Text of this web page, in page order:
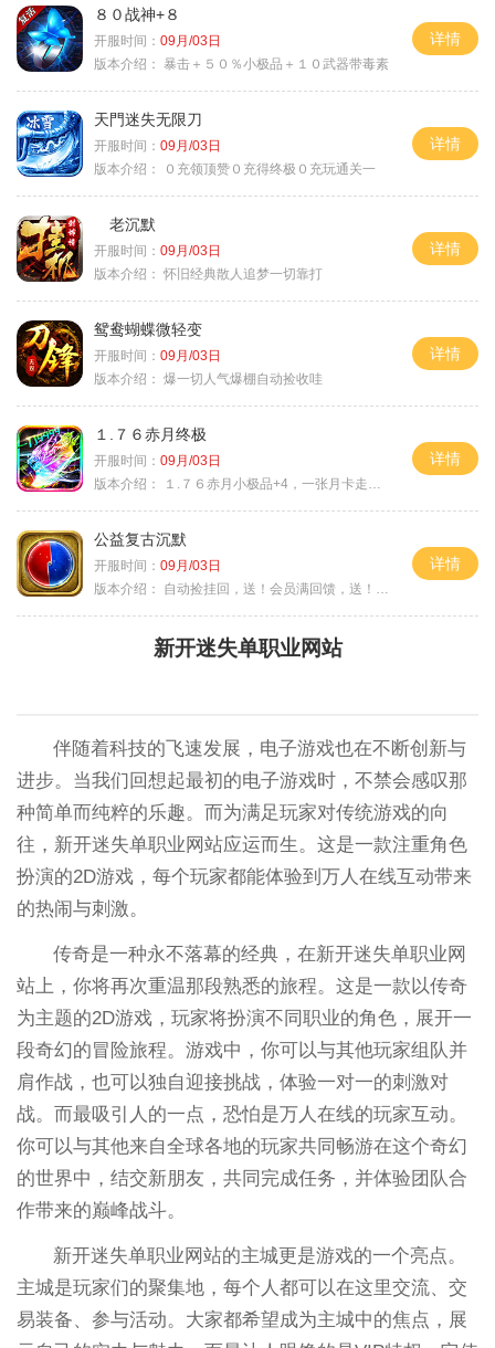
８０战神+８
开服时间： 09月/03日
版本介绍： 暴击＋５０％小极品＋１０武器带毒素
详情
天門迷失无限刀
开服时间： 09月/03日
版本介绍：
０充领顶赞０充得终极０充玩通关一
详情
老沉默
开服时间： 09月/03日
版本介绍： 怀旧经典散人追梦一切靠打
详情
鸳鸯蝴蝶微轻变
开服时间： 09月/03日
版本介绍： 爆一切人气爆棚自动捡收哇
详情
１.７６赤月终极
开服时间： 09月/03日
版本介绍：
１.７６赤月小极品+4，一张月卡走天涯b
详情
公益复古沉默
开服时间： 09月/03日
版本介绍：
自动捡挂回，送！会员满回馈，送！5天拿沙长
详情
新开迷失单职业网站
伴随着科技的飞速发展，电子游戏也在不断创新与
进步。当我们回想起最初的电子游戏时，不禁会感叹那
种简单而纯粹的乐趣。而为满足玩家对传统游戏的向
往，新开迷失单职业网站应运而生。这是一款注重角色
扮演的2D游戏，每个玩家都能体验到万人在线互动带来
的热闹与刺激。
传奇是一种永不落幕的经典，在新开迷失单职业网
站上，你将再次重温那段熟悉的旅程。这是一款以传奇
为主题的2D游戏，玩家将扮演不同职业的角色，展开一
段奇幻的冒险旅程。游戏中，你可以与其他玩家组队并
肩作战，也可以独自迎接挑战，体验一对一的刺激对
战。而最吸引人的一点，恐怕是万人在线的玩家互动。
你可以与其他来自全球各地的玩家共同畅游在这个奇幻
的世界中，结交新朋友，共同完成任务，并体验团队合
作带来的巅峰战斗。
新开迷失单职业网站的主城更是游戏的一个亮点。
主城是玩家们的聚集地，每个人都可以在这里交流、交
易装备、参与活动。大家都希望成为主城中的焦点，展